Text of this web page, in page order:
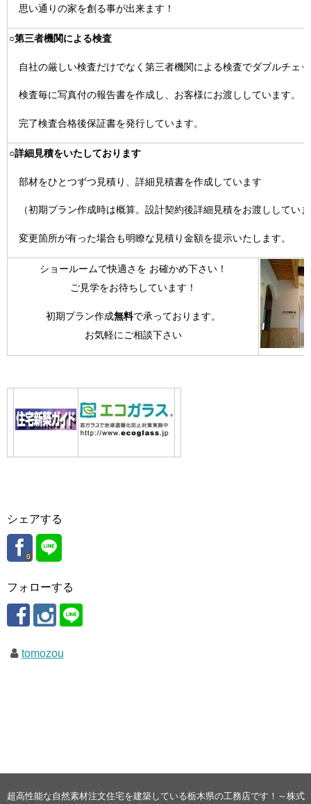
思い通りの家を創る事が出来ます！
○第三者機関による検査
自社の厳しい検査だけでなく第三者機関による検査でダブルチェ
検査毎に写真付の報告書を作成し、お客様にお渡ししています。
完了検査合格後保証書を発行しています。
○詳細見積をいたしております
部材をひとつずつ見積り、詳細見積書を作成しています
（初期プラン作成時は概算。設計契約後詳細見積をお渡ししてい
変更箇所が有った場合も明瞭な見積り金額を提示いたします。
ショールームで快適さを お確かめ下さい！
ご見学をお待ちしています！
初期プラン作成無料で承っております。
お気軽にご相談下さい
シェアする
0
フォローする
tomozou
超高性能な自然素材注文住宅を建築している栃木県の工務店です！～株式